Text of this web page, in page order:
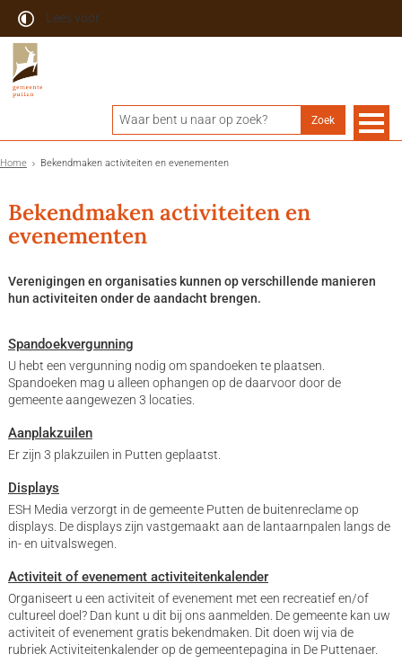
Lees voor
Home Bekendmaken activiteiten en evenementen
Bekendmaken activiteiten en
evenementen
Verenigingen en organisaties kunnen op verschillende manieren
hun activiteiten onder de aandacht brengen.
Spandoekvergunning
U hebt een vergunning nodig om spandoeken te plaatsen.
Spandoeken mag u alleen ophangen op de daarvoor door de
gemeente aangewezen 3 locaties.
Aanplakzuilen
Er zijn 3 plakzuilen in Putten geplaatst.
Displays
ESH Media verzorgt in de gemeente Putten de buitenreclame op
displays. De displays zijn vastgemaakt aan de lantaarnpalen langs de
in- en uitvalswegen.
Activiteit of evenement activiteitenkalender
Organiseert u een activiteit of evenement met een recreatief en/of
cultureel doel? Dan kunt u dit bij ons aanmelden. De gemeente kan uw
activiteit of evenement gratis bekendmaken. Dit doen wij via de
rubriek Activiteitenkalender op de gemeentepagina in De Puttenaer.